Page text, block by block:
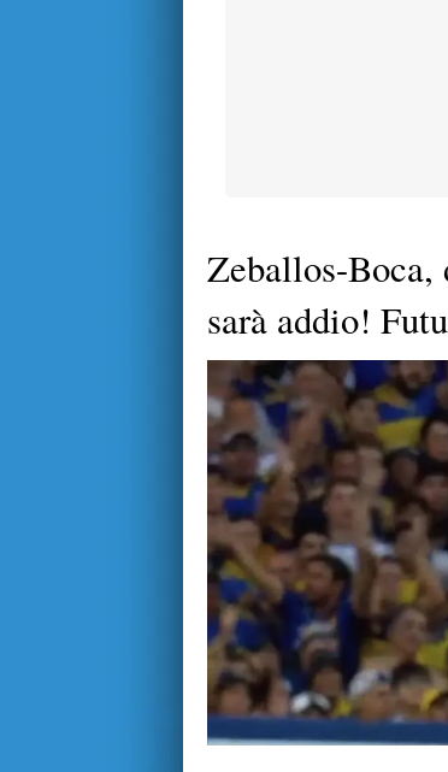
Zeballos-
sarà addio!